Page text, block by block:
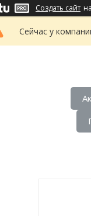
Создать сайт
Сейчас у